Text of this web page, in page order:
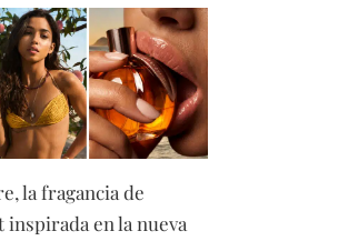
la fragancia de
inspirada en la nueva